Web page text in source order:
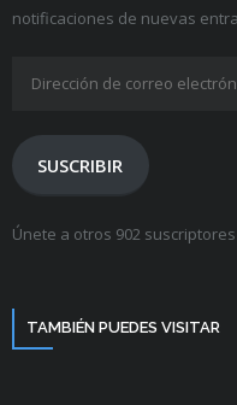
notificaciones de nuevas
electrónico
SUSCRIBIR
Únete a otros 902 suscriptores
TAMBIÉN PUEDES VISITAR